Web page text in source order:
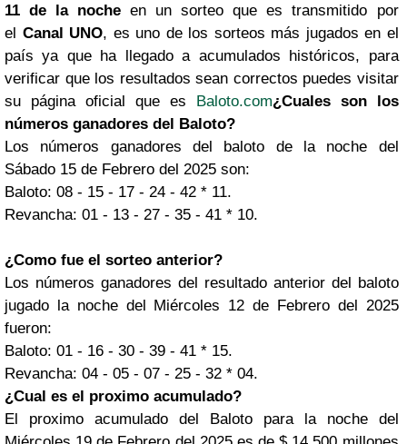
11 de la noche en un sorteo que es transmitido por
el Canal UNO, es uno de los sorteos más jugados en el
país ya que ha llegado a acumulados históricos, para
verificar que los resultados sean correctos puedes visitar
su página oficial que es Baloto.com¿Cuales son los
números ganadores del Baloto?
Los números ganadores del baloto de la noche del
Sábado 15 de Febrero del 2025 son:
Baloto: 08 - 15 - 17 - 24 - 42 * 11.
Revancha: 01 - 13 - 27 - 35 - 41 * 10.
¿Como fue el sorteo anterior?
Los números ganadores del resultado anterior del baloto
jugado la noche del Miércoles 12 de Febrero del 2025
fueron:
Baloto: 01 - 16 - 30 - 39 - 41 * 15.
Revancha: 04 - 05 - 07 - 25 - 32 * 04.
¿Cual es el proximo acumulado?
El proximo acumulado del Baloto para la noche del